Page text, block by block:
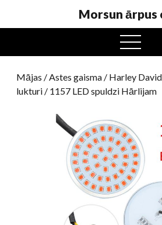
Morsun ārpus
atvērta
Mājas /Astes gaisma / Harley
lukturi / 1157 LED spuldzi Hārlijam